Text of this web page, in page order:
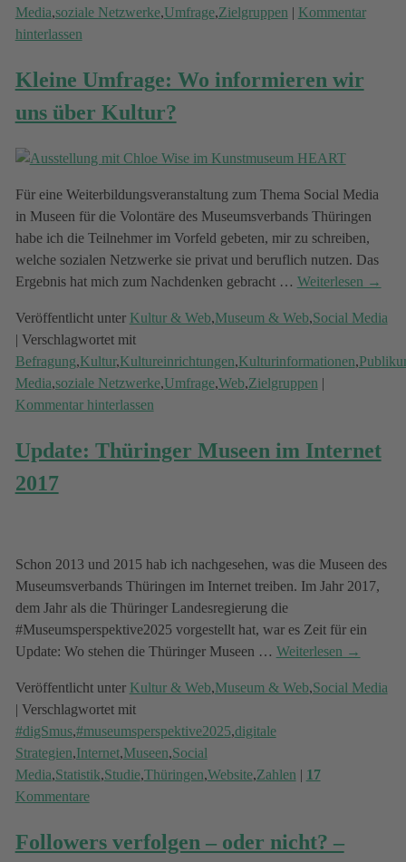
Media,soziale Netzwerke,Umfrage,Zielgruppen | Kommentar
hinterlassen
Kleine Umfrage: Wo informieren wir
uns über Kultur?
Für eine Weiterbildungsveranstaltung zum Thema Social Media
in Museen für die Volontäre des Museumsverbands Thüringen
habe ich die Teilnehmer im Vorfeld gebeten, mir zu schreiben,
welche sozialen Netzwerke sie privat und beruflich nutzen. Das
Ergebnis hat mich zum Nachdenken gebracht … Weiterlesen →
Veröffentlicht unter Kultur & Web,Museum & Web,Social Media
| Verschlagwortet mit
Befragung,Kultur,Kultureinrichtungen,Kulturinformationen,
Media,soziale Netzwerke,Umfrage,Web,Zielgruppen |
Kommentar hinterlassen
Update: Thüringer Museen im Internet
2017
Schon 2013 und 2015 hab ich nachgesehen, was die Museen des
Museumsverbands Thüringen im Internet treiben. Im Jahr 2017,
dem Jahr als die Thüringer Landesregierung die
#Museumsperspektive2025 vorgestellt hat, war es Zeit für ein
Update: Wo stehen die Thüringer Museen … Weiterlesen →
Veröffentlicht unter Kultur & Web,Museum & Web,Social Media
Verschlagwortet mit
#digSmus,#museumsperspektive2025,digitale
Strategien,Internet,Museen,Social
Media,Statistik,Studie,Thüringen,Website,Zahlen| 17
Kommentare
Followers verfolgen – oder nicht? –